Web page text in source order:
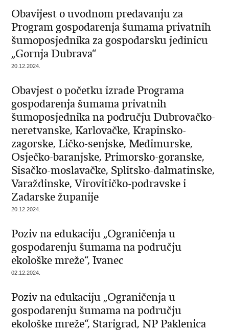
Obavijest o uvodnom predavanju za
Program gospodarenja šumama privatnih
šumoposjednika za gospodarsku jedinicu
„Gornja Dubrava“
20.12.2024.
Obavjest o početku izrade Programa
gospodarenja šumama privatnih
šumoposjednika na području Dubrovačko-
neretvanske, Karlovačke, Krapinsko-
zagorske, Ličko-senjske, Međimurske,
Osječko-baranjske, Primorsko-goranske,
Sisačko-moslavačke, Splitsko-dalmatinske,
Varaždinske, Virovitičko-podravske i
Zadarske županije
20.12.2024.
Poziv na edukaciju „Ograničenja u
gospodarenju šumama na području
ekološke mreže“, Ivanec
02.12.2024.
Poziv na edukaciju „Ograničenja u
gospodarenju šumama na području
ekološke mreže“, Starigrad, NP Paklenica